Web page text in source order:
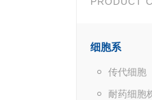
细胞系
传代细胞
耐药细胞